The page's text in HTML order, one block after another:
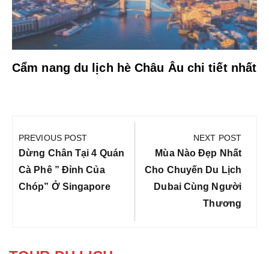
Cẩm nang du lịch hè Châu Âu chi tiết nhất
hướng
bài
viết
PREVIOUS POST
Previous
Post:
Dừng Chân Tại 4 Quán
Cà Phê ” Đỉnh Của
Chóp” Ở Singapore
NEXT POST
Next
Post:
Mùa Nào Đẹp Nhất
Cho Chuyến Du Lịch
Dubai Cùng Người
Thương